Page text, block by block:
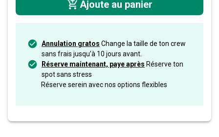
Ajoute au panier
Annulation gratos Change la taille de ton crew
sans frais jusqu’à 10 jours avant.
Réserve maintenant, paye après Réserve ton
spot sans stress
Réserve serein avec nos options flexibles